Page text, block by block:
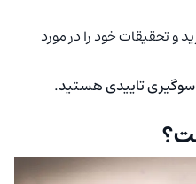
و تحقیقات خود را در مورد
سوگیری تاییدی هستید.